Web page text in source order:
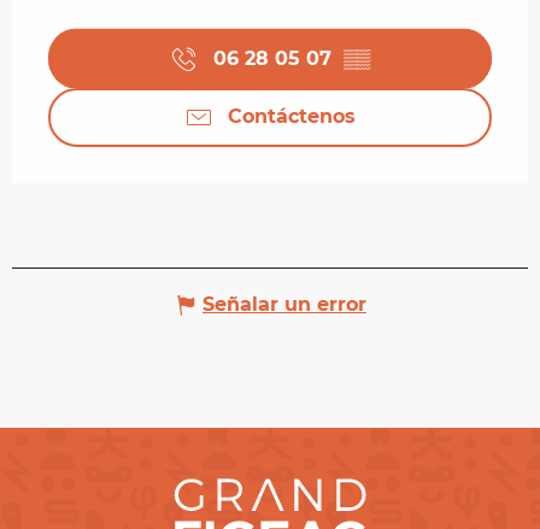
06 28 05 07 ▒▒
Contáctenos
Señalar un error